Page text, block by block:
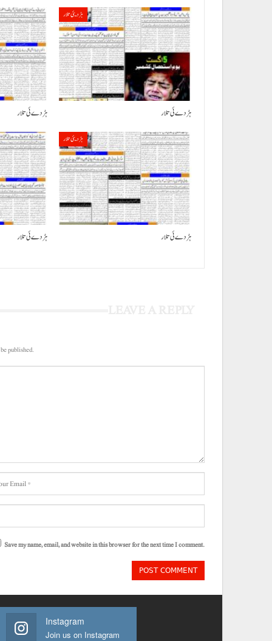
ہڑدے ئی تلار
ہڑدیئی تلار
ہڑدے ئی تلار
ہڑدے ئی تلار
ہڑدیئی تلار
ہڑدے ئی تلار
published.
Save my name, email, and website in this browser for the next time I comment.
Instagram
Join us on Instagram